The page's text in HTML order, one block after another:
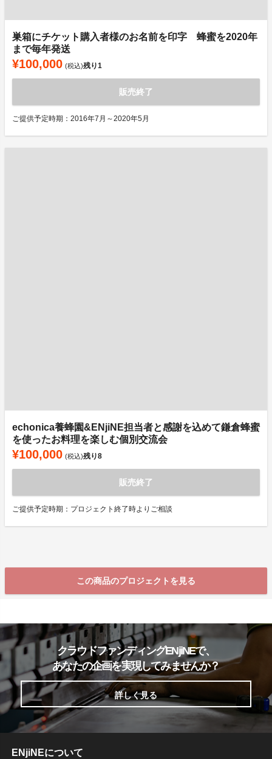
巣箱にチケット購入者様のお名前を印字 蜂蜜を2020年
まで毎年発送
¥100,000 (税込)残り1
販売終了
ご提供予定時期：2016年7月～2020年5月
echonica養蜂園&ENjiNE担当者と感謝を込めて鎌倉蜂蜜
を使ったお料理を楽しむ個別交流会
¥100,000 (税込)残り8
販売終了
ご提供予定時期：プロジェクト終了時よりご相談
この商品のプロジェクトを見る
クラウドファンディングENjiNEで、
あなたの企画を実現してみませんか？
詳しく見る
ENjiNEについて